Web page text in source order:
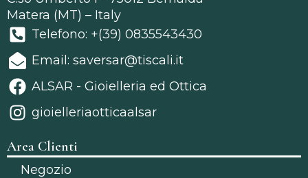
Matera (MT) – Italy
Telefono: +(39) 0835543430
Email: saversar@tiscali.it
ALSAR - Gioielleria ed Ottica
gioielleriaotticaalsar
Area Clienti
Negozio